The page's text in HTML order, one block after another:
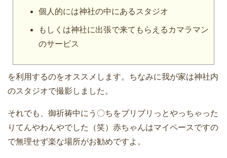
個人的には神社の中にあるスタジオ
もしくは神社に出張で来てもらえるカマラマン
のサービス
を利用するのをオススメします。ちなみに我が家は神社内
のスタジオで撮影しました。
それでも、御祈祷中にう〇ちをブリブリっとやっちゃった
りてんやわんやでした（笑）赤ちゃんはマイペースですの
で無理せず楽な場所がお勧めですよ。